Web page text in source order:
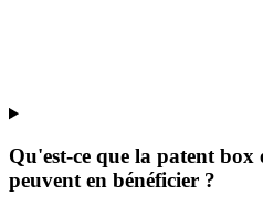
Qu'est-ce que la patent box
peuvent en bénéficier ?